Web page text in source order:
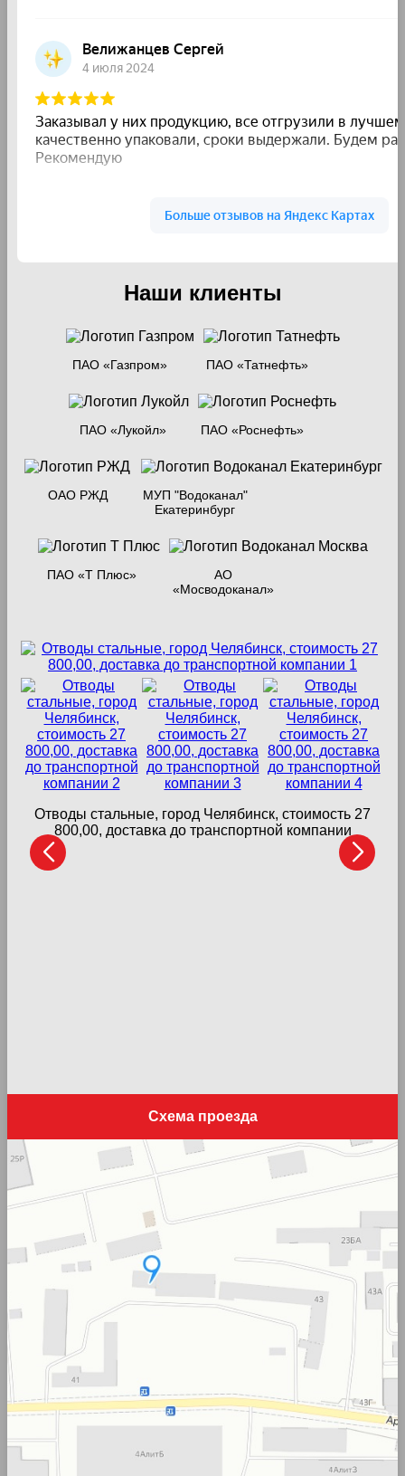
Наши клиенты
ПАО «Газпром» ПАО «Татнефть»
ПАО «Лукойл» ПАО «Роснефть»
ОАО РЖД
МУП "Водоканал"
Екатеринбург
ПАО «Т Плюс»
АО
«Мосводоканал»
Отводы стальные, город Челябинск, стоимость 27
800,00, доставка до транспортной компании
Схема проезда